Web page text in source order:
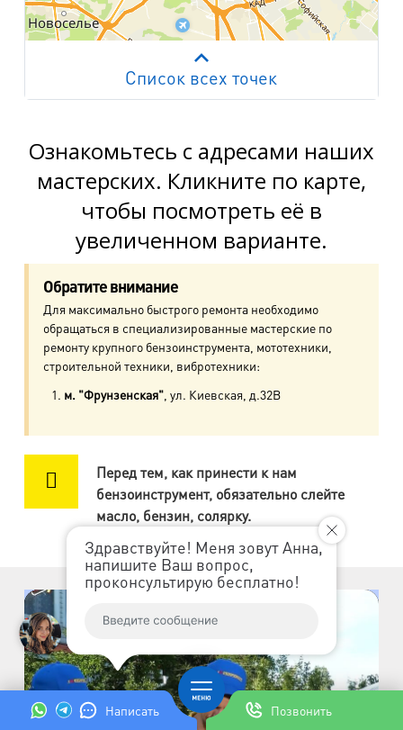
Написать Позвонить
Здравствуйте! Меня зовут Анна,
напишите Ваш вопрос,
проконсультирую бесплатно!
пр. Просвещения, д.20
м. Пр. Ветеранов
пр. Ветеранов, д.9
м. Ул. Дыбенко
м. Комендантский пр.
пр. Авиаконструкторов, д.4
м. Приморская
пр. Науки, д.8, к.1
м. Озерки, м. Пр. Просвещения
пр. Луначарского, д.56, к.1
м. Автово
пр. Маршала Жукова, д.35, к.3
м. Елизаровская
пр. Елизарова, д.36
м. Международная
Работает на API 2ГИС
Лицензионное соглашение
Список всех точек
Ознакомьтесь с адресами наших
мастерских. Кликните по карте,
чтобы посмотреть её в
увеличенном варианте.
Обратите внимание
Для максимально быстрого ремонта необходимо
обращаться в специализированные мастерские по
ремонту крупного бензоинструмента, мототехники,
строительной техники, вибротехники:
м. "Фрунзенская" , ул. Киевская, д.32В
Перед тем, как принести к нам
бензоинструмент, обязательно слейте
масло, бензин, солярку.